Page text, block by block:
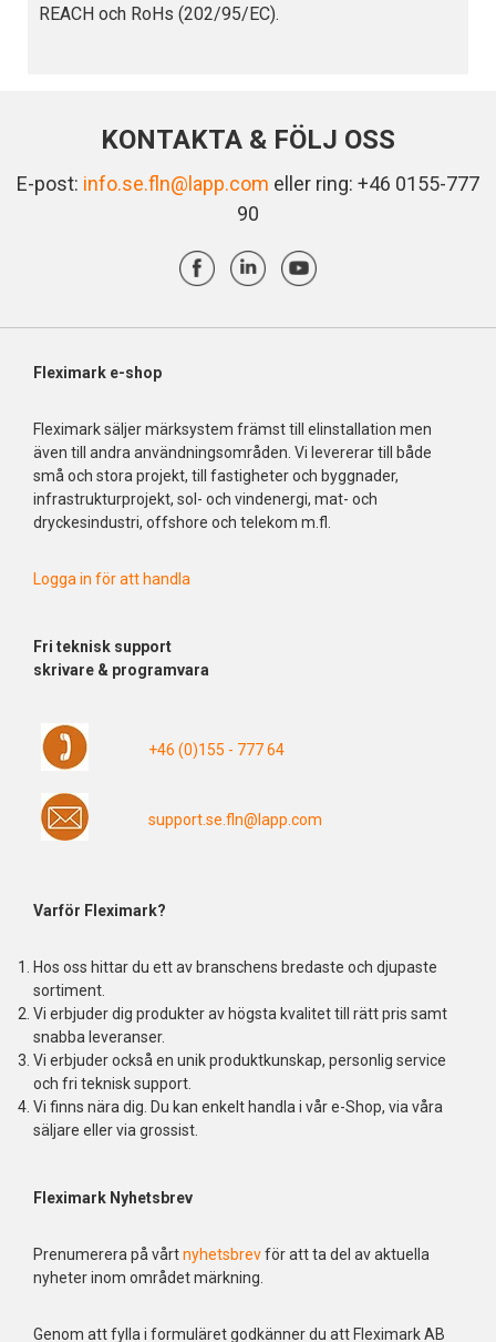
REACH och RoHs (202/95/EC).
KONTAKTA & FÖLJ OSS
E-post: info.se.fln@lapp.com eller ring: +46 0155-777
90
Fleximark e-shop
Fleximark säljer märksystem främst till elinstallation men
även till andra användningsområden. Vi levererar till både
små och stora projekt, till fastigheter och byggnader,
infrastrukturprojekt, sol- och vindenergi, mat- och
dryckesindustri, offshore och telekom m.fl.
Logga in för att handla
Fri teknisk support
skrivare & programvara
+46 (0)155 - 777 64
support.se.fln@lapp.com
Varför Fleximark?
Hos oss hittar du ett av branschens bredaste och djupaste
sortiment.
Vi erbjuder dig produkter av högsta kvalitet till rätt pris samt
snabba leveranser.
Vi erbjuder också en unik produktkunskap, personlig service
och fri teknisk support.
Vi finns nära dig. Du kan enkelt handla i vår e-Shop, via våra
säljare eller via grossist.
Fleximark Nyhetsbrev
Prenumerera på vårtnyhetsbrevför att ta del av aktuella
nyheter inom området märkning.
Genom att fylla i formuläret godkänner du att Fleximark AB